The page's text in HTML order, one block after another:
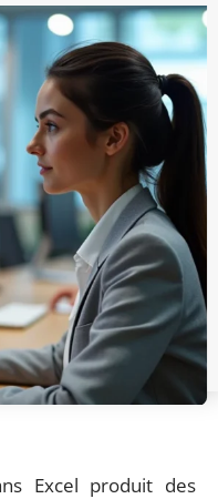
Excel produit des